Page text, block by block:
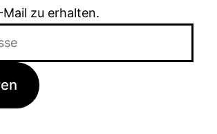
zu erhalten.